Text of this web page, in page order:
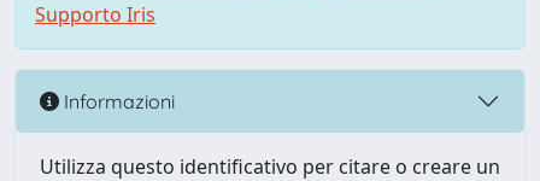
Supporto Iris
Informazioni
Utilizza questo identificativo per citare o creare un